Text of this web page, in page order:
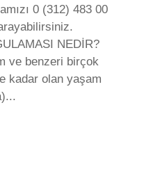
0 (312) 483 00
NEDİR?
ve benzeri birçok
kadar olan yaşam